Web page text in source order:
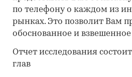
по телефону о каждом из
рынках. Это позволит Вам
обоснованное и
Отчет исследования
глав